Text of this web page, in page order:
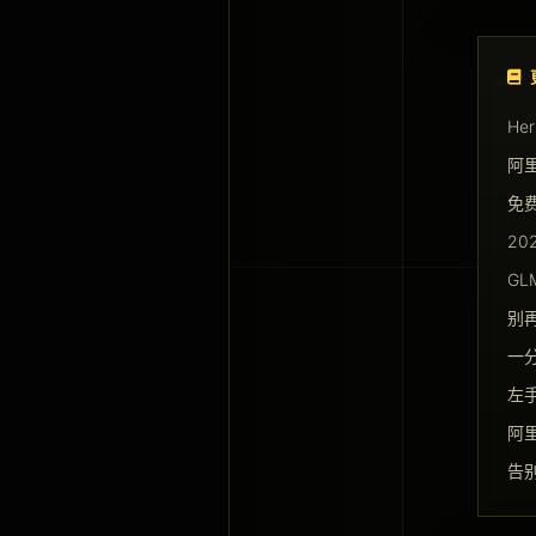
阿
免
别
一
左
阿
告